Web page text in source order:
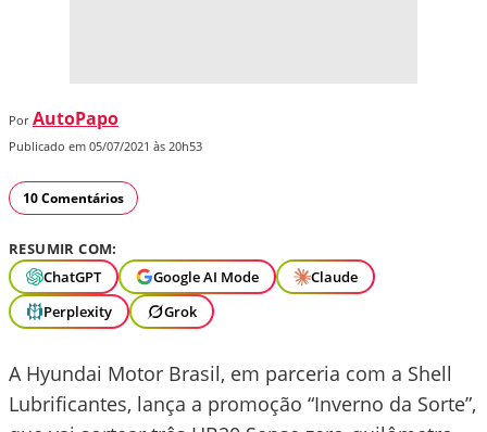
Por AutoPapo
Publicado em 05/07/2021 às 20h53
10 Comentários
RESUMIR COM:
ChatGPT
Google AI Mode
Claude
Perplexity
Grok
A Hyundai Motor Brasil, em parceria com a Shell
Lubrificantes, lança a promoção “Inverno da Sorte”,